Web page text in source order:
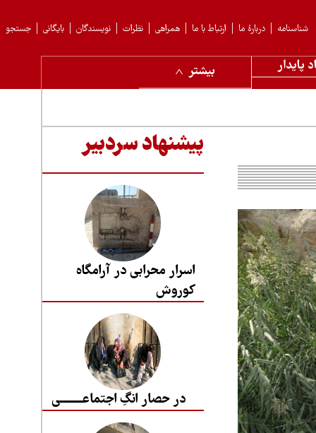
جستجو بایگانی نویسندگان نظرات همراهی ارتباط با ما دربارهٔ ما شناسنامه
پایدار بیشتر
پیشنهاد سردبیر
اسرار محرابی در آرامگاه
کوروش
در حصار انگِ اجتماعــــــــی